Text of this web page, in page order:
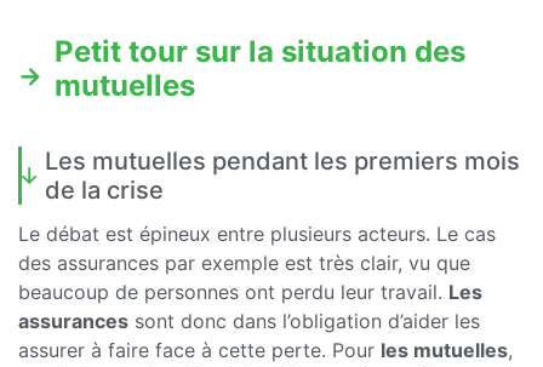
Petit tour sur la situation des
mutuelles
Les mutuelles pendant les premiers mois
de la crise
Le débat est épineux entre plusieurs acteurs. Le cas
des assurances par exemple est très clair, vu que
beaucoup de personnes ont perdu leur travail. Les
assurances sont donc dans l’obligation d’aider les
assurer à faire face à cette perte. Pour les mutuelles,